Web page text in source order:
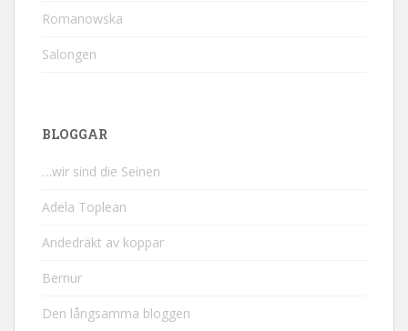
Romanowska
Salongen
BLOGGAR
…wir sind die Seinen
Adela Toplean
Andedräkt av koppar
Bernur
Den långsamma bloggen